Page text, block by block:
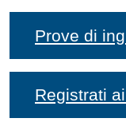
Prove di
Registrati